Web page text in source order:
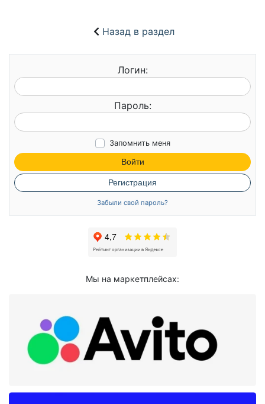
Назад в раздел
Логин:
Пароль:
Запомнить меня
Войти
Регистрация
Забыли свой пароль?
Мы на маркетплейсах: